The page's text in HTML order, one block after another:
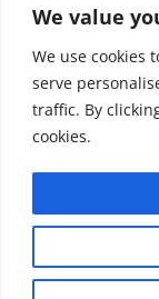
We value
We use cookies
serve
traffic. By
cookies.
Pulizia
sostituiscono
Copyright ©
Questo blog
viene
pertanto
della legge n.